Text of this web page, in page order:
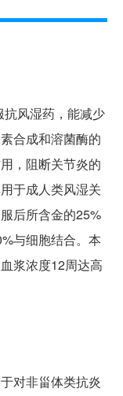
风湿药，能减少
合成和溶菌酶的
，阻断关节炎的
于成人类风湿关
后所含金的25%
与细胞结合。本
浆浓度12周达高
对非甾体类抗炎